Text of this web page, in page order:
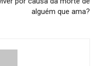
alguém que ama?